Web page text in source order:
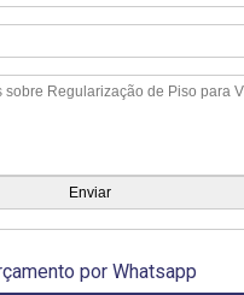
por Whatsapp